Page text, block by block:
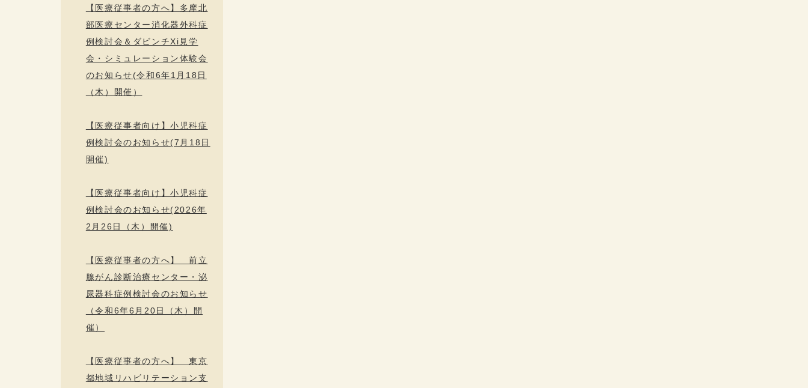
【医療従事者の方へ】多摩北
部医療センター消化器外科症
例検討会＆ダビンチXi見学
会・シミュレーション体験会
のお知らせ(令和6年1月18日
（木）開催）
【医療従事者向け】小児科症
例検討会のお知らせ(7月18日
開催)
【医療従事者向け】小児科症
例検討会のお知らせ(2026年
2月26日（木）開催)
【医療従事者の方へ】 前立
腺がん診断治療センター・泌
尿器科症例検討会のお知らせ
（令和6年6月20日（木）開
催）
【医療従事者の方へ】 東京
都地域リハビリテーション支